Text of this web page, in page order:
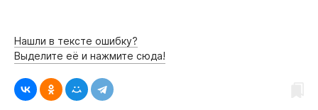
Нашли в тексте ошибку?
Выделите её и нажмите сюда!